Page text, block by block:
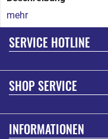
mehr
SERVICE HOTLINE
SHOP SERVICE
INFORMATIONEN